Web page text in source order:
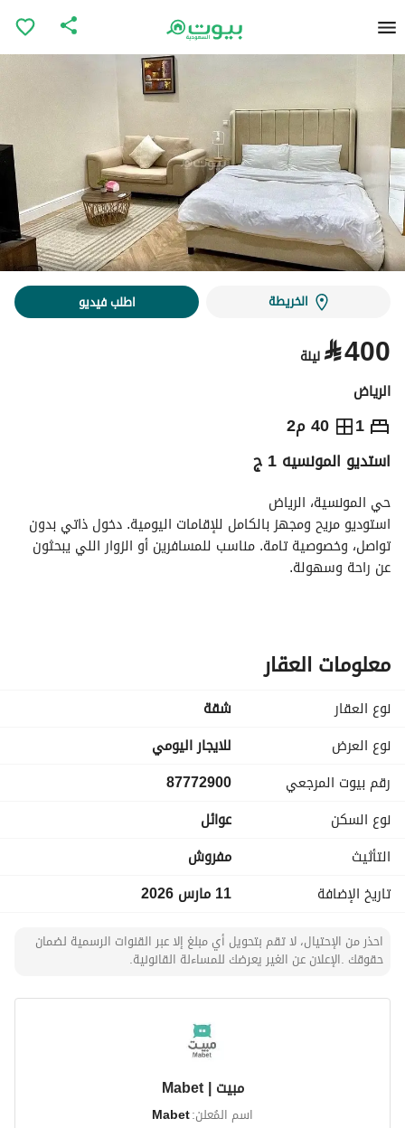
الخريطة اطلب فيديو
⃁400 ليلة
الرياض
1 40 م2 ⃁
400يومياً
السياحة الاماكن القريبةاستديو المونسيه 1 ج
حي المونسية، الرياض
عن راحة وسهولة.
• قريب من طريق جابر، طريق الثمامة، والدائري
(الخط الأخضر) لسهولة التنقل داخل المدينة
• تتوفر خدمات قريبة مثل مطاعم، كافيهات، سوبر ماركت، وصيدليات
المميزات:
تلفزيون ذكي
خدمة تنظيف أثناء الإقامة
معلومات العقار
نوع العقار
شقة
نوع العرض
للايجار اليومي
رقم بيوت المرجعي
87772900
نوع السكن
عوائل
التأثيث
مفروش
تاريخ الإضافة
11 مارس 2026
احذر من الإحتيال، لا تقم بتحويل أي مبلغ إلا عبر القنوات الرسمية لضمان
حقوقك .الإعلان عن الغير يعرضك للمساءلة القانونية.
مبيت | Mabet
اسم المُعلن:Mabet